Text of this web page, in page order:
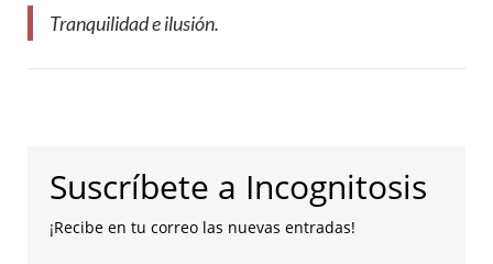
Tranquilidad e ilusión.
Suscríbete a Incognitosis
¡Recibe en tu correo las nuevas entradas!